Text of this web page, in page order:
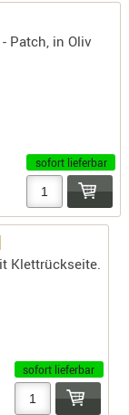
SPUHR -
ZF-
Patch, in Oliv
sofort lieferbar
Klettrückseite.
sofort lieferbar